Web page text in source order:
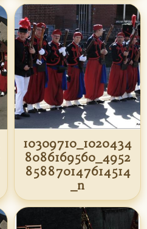
10309710_1020434
8086169560_4952
858870147614514
_n